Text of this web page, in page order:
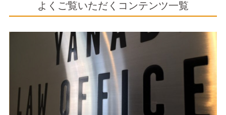
よくご覧いただくコンテンツ一覧